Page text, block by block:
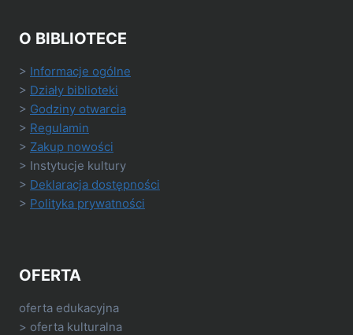
O BIBLIOTECE
> Informacje ogólne
> Działy biblioteki
> Godziny otwarcia
> Regulamin
> Zakup nowości
> Instytucje kultury
> Deklaracja dostępności
> Polityka prywatności
OFERTA
oferta edukacyjna
> oferta kulturalna